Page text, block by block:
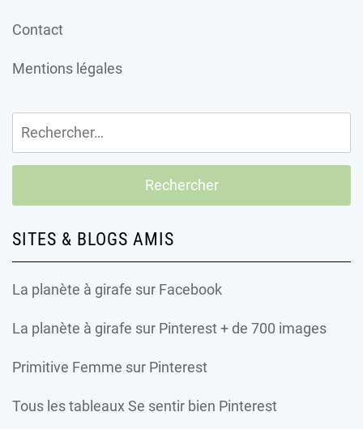
Contact
Mentions légales
Rechercher :
SITES & BLOGS AMIS
La planète à girafe sur Facebook
La planète à girafe sur Pinterest + de 700 images
Primitive Femme sur Pinterest
Tous les tableaux Se sentir bien Pinterest